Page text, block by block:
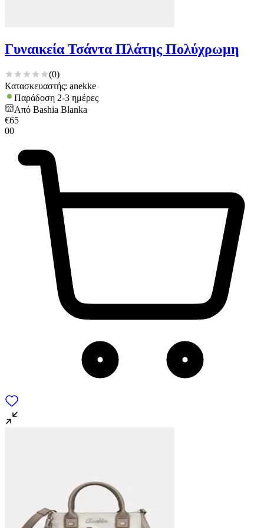
Γυναικεία Τσάντα Πλάτης Πολύχρωμη
(0)
Κατασκευαστής: anekke
Παράδοση 2-3 ημέρες
Από Bashia Blanka
€65
00